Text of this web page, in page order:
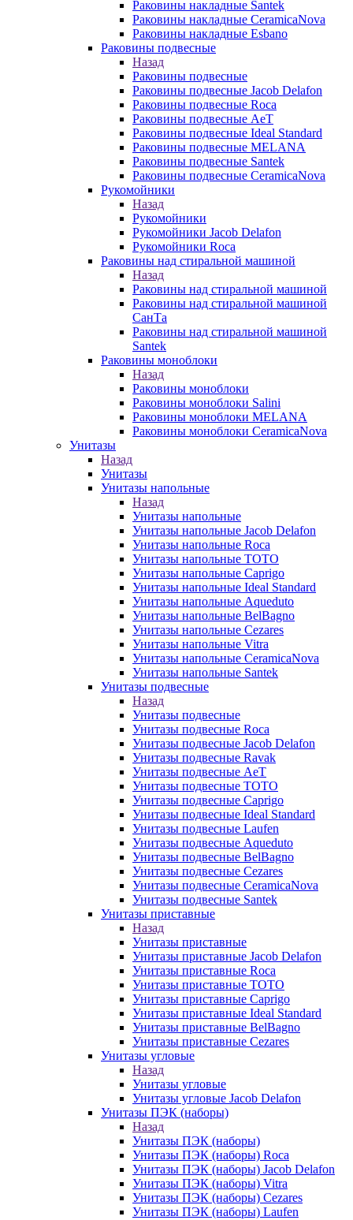
Раковины накладные Santek
Раковины накладные CeramicaNova
Раковины накладные Esbano
Раковины подвесные
Назад
Раковины подвесные
Раковины подвесные Jacob Delafon
Раковины подвесные Roca
Раковины подвесные AeT
Раковины подвесные Ideal Standard
Раковины подвесные MELANA
Раковины подвесные Santek
Раковины подвесные CeramicaNova
Рукомойники
Назад
Рукомойники
Рукомойники Jacob Delafon
Рукомойники Roca
Раковины над стиральной машиной
Назад
Раковины над стиральной машиной
Раковины над стиральной машиной
СанТа
Раковины над стиральной машиной
Santek
Раковины моноблоки
Назад
Раковины моноблоки
Раковины моноблоки Salini
Раковины моноблоки MELANA
Раковины моноблоки CeramicaNova
Унитазы
Назад
Унитазы
Унитазы напольные
Назад
Унитазы напольные
Унитазы напольные Jacob Delafon
Унитазы напольные Roca
Унитазы напольные TOTO
Унитазы напольные Caprigo
Унитазы напольные Ideal Standard
Унитазы напольные Aqueduto
Унитазы напольные BelBagno
Унитазы напольные Cezares
Унитазы напольные Vitra
Унитазы напольные CeramicaNova
Унитазы напольные Santek
Унитазы подвесные
Назад
Унитазы подвесные
Унитазы подвесные Roca
Унитазы подвесные Jacob Delafon
Унитазы подвесные Ravak
Унитазы подвесные AeT
Унитазы подвесные TOTO
Унитазы подвесные Caprigo
Унитазы подвесные Ideal Standard
Унитазы подвесные Laufen
Унитазы подвесные Aqueduto
Унитазы подвесные BelBagno
Унитазы подвесные Cezares
Унитазы подвесные CeramicaNova
Унитазы подвесные Santek
Унитазы приставные
Назад
Унитазы приставные
Унитазы приставные Jacob Delafon
Унитазы приставные Roca
Унитазы приставные TOTO
Унитазы приставные Caprigo
Унитазы приставные Ideal Standard
Унитазы приставные BelBagno
Унитазы приставные Cezares
Унитазы угловые
Назад
Унитазы угловые
Унитазы угловые Jacob Delafon
Унитазы ПЭК (наборы)
Назад
Унитазы ПЭК (наборы)
Унитазы ПЭК (наборы) Roca
Унитазы ПЭК (наборы) Jacob Delafon
Унитазы ПЭК (наборы) Vitra
Унитазы ПЭК (наборы) Cezares
Унитазы ПЭК (наборы) Laufen